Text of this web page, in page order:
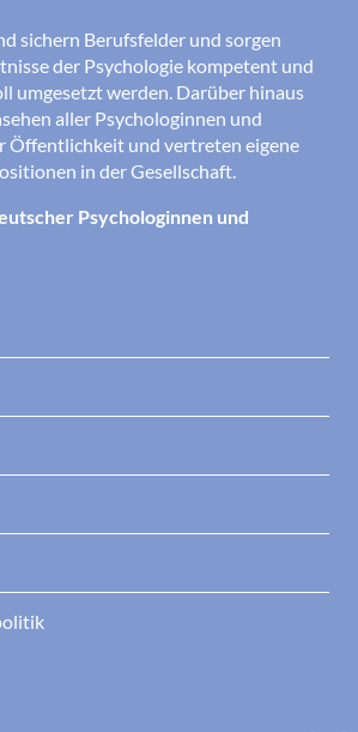
sichern Berufsfelder und sorgen
der Psychologie kompetent und
umgesetzt werden. Darüber hinaus
aller Psychologinnen und
Öffentlichkeit und vertreten eigene
in der Gesellschaft.
Psychologinnen und